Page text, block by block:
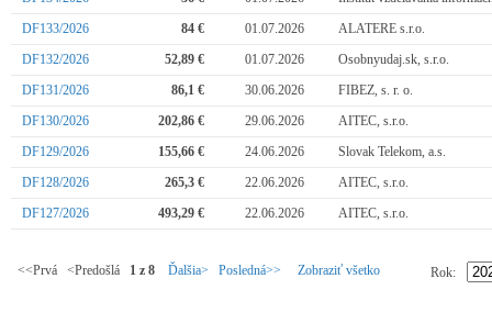
DF133/2026
84 € 01.07.2026
ALATERE s.r.o.
DF132/2026
52,89 € 01.07.2026
Osobnyudaj.sk, s.r.o.
DF131/2026
86,1 € 30.06.2026
FIBEZ, s. r. o.
DF130/2026
202,86 € 29.06.2026
AITEC, s.r.o.
DF129/2026
155,66 € 24.06.2026
Slovak Telekom, a.s.
DF128/2026
265,3 € 22.06.2026
AITEC, s.r.o.
DF127/2026
493,29 € 22.06.2026 AITEC, s.r.o.
<<Prvá <Predošlá 1 z 8 Ďalšia> Posledná>> Zobraziť všetko Rok: